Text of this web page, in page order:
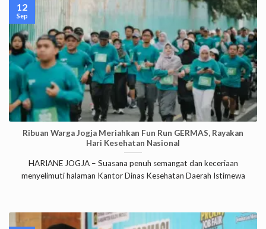
Ribuan Warga Jogja Meriahkan Fun Run GERMAS, Rayakan
Hari Kesehatan Nasional
HARIANE JOGJA – Suasana penuh semangat dan keceriaan
menyelimuti halaman Kantor Dinas Kesehatan Daerah Istimewa
12
Sep